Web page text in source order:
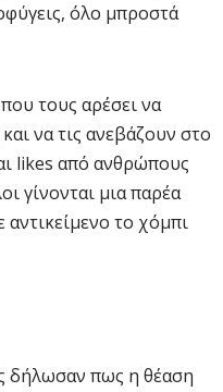
όλο μπροστά
τους αρέσει να
να τις ανεβάζουν στο
likes από ανθρώπους
γίνονται μια παρέα
το χόμπι
δήλωσαν πως η θέαση